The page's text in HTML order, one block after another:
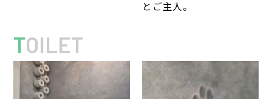
とご主人。
TOILET